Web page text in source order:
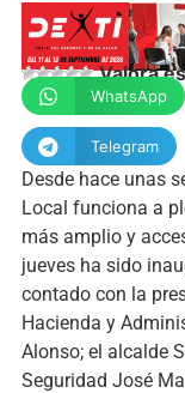
Valora
WhatsApp
Telegram
Desde hace unas
Local funciona a
más amplio y
jueves ha sido
contado con la
Hacienda y
Alonso; el alcalde
Seguridad José